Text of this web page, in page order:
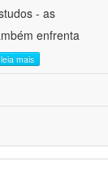
- as
enfrenta
leia mais